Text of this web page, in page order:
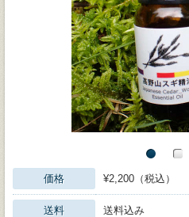
価格 ¥2,200（税込）
送料 送料込み